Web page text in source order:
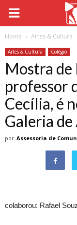
Home Artes & Cultura
Artes & Cultura Colégio
Mostra de
professor
Cecília, é
Galeria
por Assessoria de
colaborou: Rafael